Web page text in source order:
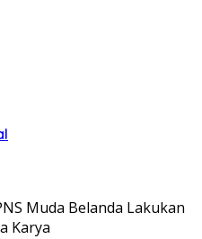
Muda Belanda Lakukan
Karya